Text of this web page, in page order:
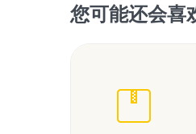
您可能还会喜